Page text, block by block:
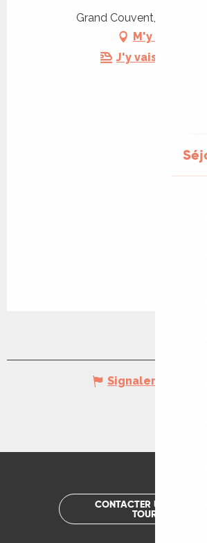
Grand Couvent, 46500
M'y rendre
J'y vais en train !
Signaler une
CONTACTER UN OFFICE
TOURISME